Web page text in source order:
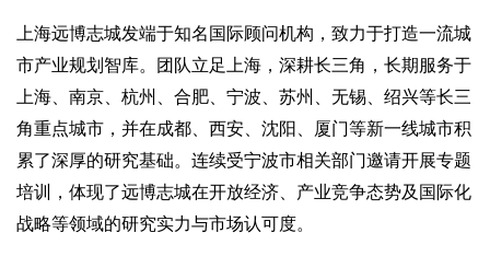
上海远博志城发端于知名国际顾问机构，致力于打造一流城
市产业规划智库。团队立足上海，深耕长三角，长期服务于
上海、南京、杭州、合肥、宁波、苏州、无锡、绍兴等长三
角重点城市，并在成都、西安、沈阳、厦门等新一线城市积
累了深厚的研究基础。连续受宁波市相关部门邀请开展专题
培训，体现了远博志城在开放经济、产业竞争态势及国际化
战略等领域的研究实力与市场认可度。